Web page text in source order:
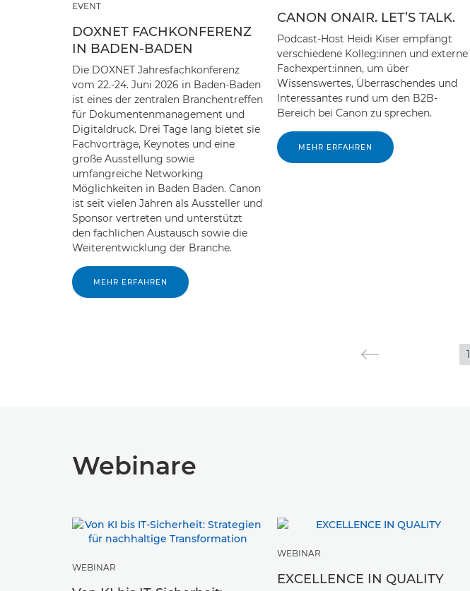
EVENT
DOXNET FACHKONFERENZ
IN BADEN-BADEN
Die DOXNET Jahresfachkonferenz
vom 22.-24. Juni 2026 in Baden-Baden
ist eines der zentralen Branchentreffen
für Dokumentenmanagement und
Digitaldruck. Drei Tage lang bietet sie
Fachvorträge, Keynotes und eine
große Ausstellung sowie
umfangreiche Networking
Möglichkeiten in Baden Baden. Canon
ist seit vielen Jahren als Aussteller und
Sponsor vertreten und unterstützt
den fachlichen Austausch sowie die
Weiterentwicklung der Branche.
MEHR ERFAHREN
CANON ONAIR. LET’S TALK.
Podcast-Host Heidi Kiser empfängt
verschiedene Kolleg:innen und externe
Fachexpert:innen, um über
Wissenswertes, Überraschendes und
Interessantes rund um den B2B-
Bereich bei Canon zu sprechen.
MEHR ERFAHREN
1
Webinare
WEBINAR
WEBINAR
EXCELLENCE IN QUALITY